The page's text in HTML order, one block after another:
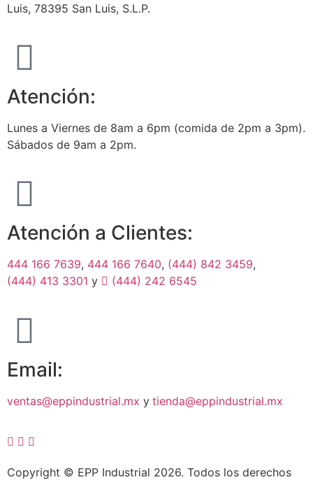
Luis, 78395 San Luis, S.L.P.
Atención:
Lunes a Viernes de 8am a 6pm (comida de 2pm a 3pm).
Sábados de 9am a 2pm.
Atención a Clientes:
444 166 7639, 444 166 7640, (444) 842 3459,
(444) 413 3301 y (444) 242 6545
Email:
ventas@eppindustrial.mx y tienda@eppindustrial.mx
Copyright © EPP Industrial 2026. Todos los derechos